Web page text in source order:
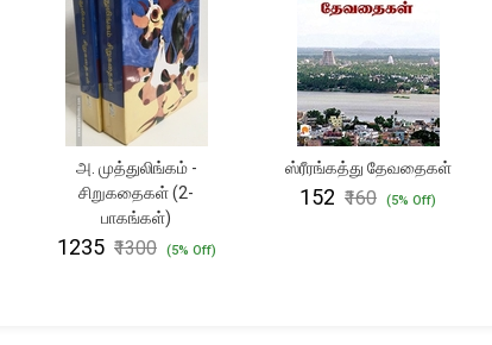
அ. முத்துலிங்கம் -
சிறுகதைகள் (2-
பாகங்கள்)
₹1235 ₹1300 (5% Off)
ஸ்ரீரங்கத்து தேவதைகள்
₹152 ₹160 (5% Off)